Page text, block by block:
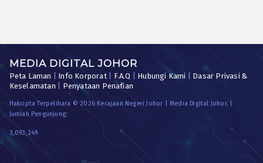
MEDIA DIGITAL JOHOR
Peta Laman Info Korporat| F.A.Q Hubungi Kami
Dasar Privasi &
Keselamatan
Penyataan Penafian
Hakcipta Terpelihara © 2026 Kerajaan Negeri Johor | Media Digital Johor. |
Jumlah Pengunjung:
3,093,249